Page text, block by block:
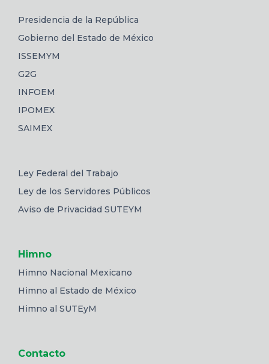
Presidencia de la República
Gobierno del Estado de México
ISSEMYM
G2G
INFOEM
IPOMEX
SAIMEX
Ley Federal del Trabajo
Ley de los Servidores Públicos
Aviso de Privacidad SUTEYM
Himno
Himno Nacional Mexicano
Himno al Estado de México
Himno al SUTEyM
Contacto